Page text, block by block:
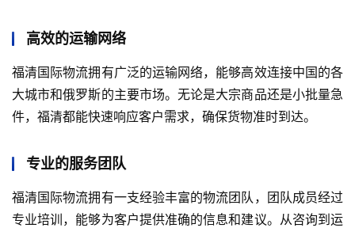
高效的运输网络
福清国际物流拥有广泛的运输网络，能够高效连接中国的各
大城市和俄罗斯的主要市场。无论是大宗商品还是小批量急
件，福清都能快速响应客户需求，确保货物准时到达。
专业的服务团队
福清国际物流拥有一支经验丰富的物流团队，团队成员经过
专业培训，能够为客户提供准确的信息和建议。从咨询到运